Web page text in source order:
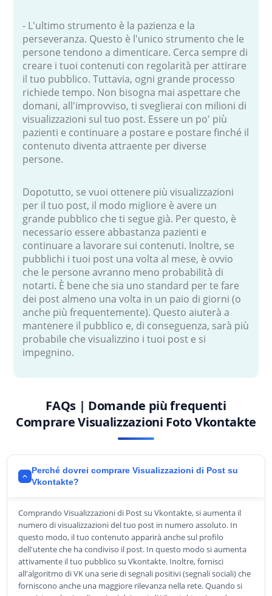
- L'ultimo strumento è la pazienza e la
perseveranza. Questo è l'unico strumento che le
persone tendono a dimenticare. Cerca sempre di
creare i tuoi contenuti con regolarità per attirare
il tuo pubblico. Tuttavia, ogni grande processo
richiede tempo. Non bisogna mai aspettare che
domani, all'improvviso, ti sveglierai con milioni di
visualizzazioni sul tuo post. Essere un po' più
pazienti e continuare a postare e postare finché il
contenuto diventa attraente per diverse
persone.
Dopotutto, se vuoi ottenere più visualizzazioni
per il tuo post, il modo migliore è avere un
grande pubblico che ti segue già. Per questo, è
necessario essere abbastanza pazienti e
continuare a lavorare sui contenuti. Inoltre, se
pubblichi i tuoi post una volta al mese, è ovvio
che le persone avranno meno probabilità di
notarti. È bene che sia uno standard per te fare
dei post almeno una volta in un paio di giorni (o
anche più frequentemente). Questo aiuterà a
mantenere il pubblico e, di conseguenza, sarà più
probabile che visualizzino i tuoi post e si
impegnino.
FAQs | Domande più frequenti
Comprare Visualizzazioni Foto Vkontakte
Perché dovrei comprare Visualizzazioni di Post su
Vkontakte?
Comprando Visualizzazioni di Post su Vkontakte, si aumenta il
numero di visualizzazioni del tuo post in numero assoluto. In
questo modo, il tuo contenuto apparirà anche sul profilo
dell'utente che ha condiviso il post. In questo modo si aumenta
attivamente il tuo pubblico su Vkontakte. Inoltre, fornisci
all'algoritmo di VK una serie di segnali positivi (segnali sociali) che
forniscono anche una maggiore rilevanza nella rete. Quando si